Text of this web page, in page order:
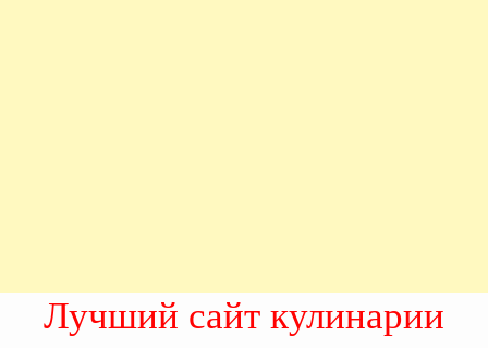
Лучший сайт кулинарии